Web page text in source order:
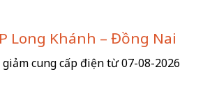
Long Khánh – Đồng Nai
giảm cung cấp điện từ 07-08-2026